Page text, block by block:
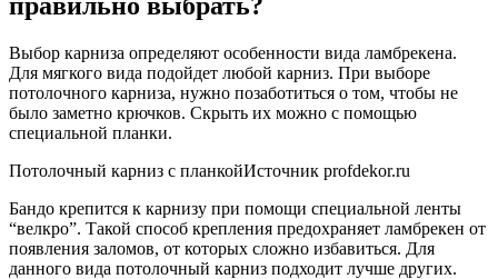
Выбор карниза определяют особенности вида ламбрекена.
Для мягкого вида подойдет любой карниз. При выборе
потолочного карниза, нужно позаботиться о том, чтобы не
было заметно крючков. Скрыть их можно с помощью
специальной планки.
Потолочный карниз с планкойИсточник profdekor.ru
Бандо крепится к карнизу при помощи специальной ленты
“велкро”. Такой способ крепления предохраняет ламбрекен от
появления заломов, от которых сложно избавиться. Для
данного вида потолочный карниз подходит лучше других.